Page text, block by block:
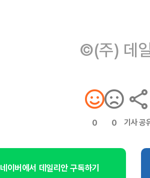
©(주) 데
0 0 기사 공
네이버에서 데일리안 구독하기